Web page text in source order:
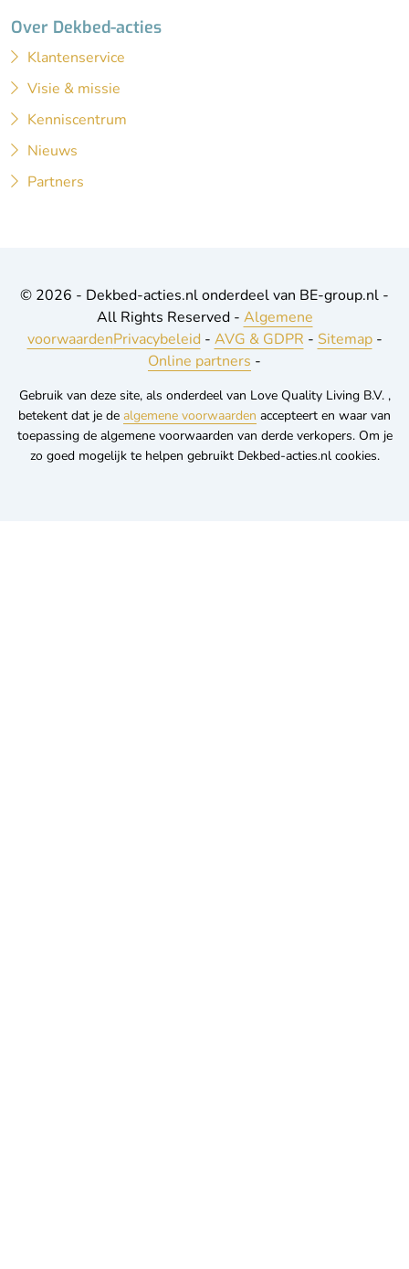
Over Dekbed-acties
Klantenservice
Visie & missie
Kenniscentrum
Nieuws
Partners
© 2026 - Dekbed-acties.nl onderdeel van BE-group.nl -
All Rights Reserved - Algemene
voorwaardenPrivacybeleid- AVG & GDPR - Sitemap-
Online partners -
Gebruik van deze site, als onderdeel van Love Quality Living B.V. ,
betekent dat je de algemene voorwaarden accepteert en waar van
toepassing de algemene voorwaarden van derde verkopers. Om je
zo goed mogelijk te helpen gebruikt Dekbed-acties.nl cookies.